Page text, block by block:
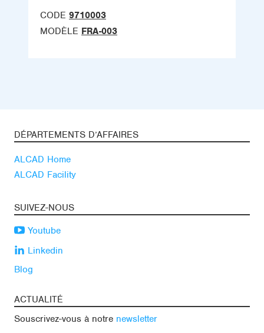
CODE 9710003
MODÈLE FRA-003
DÉPARTEMENTS D’AFFAIRES
ALCAD Home
ALCAD Facility
SUIVEZ-NOUS
Youtube
Linkedin
Blog
ACTUALITÉ
Souscrivez-vous à notre newsletter